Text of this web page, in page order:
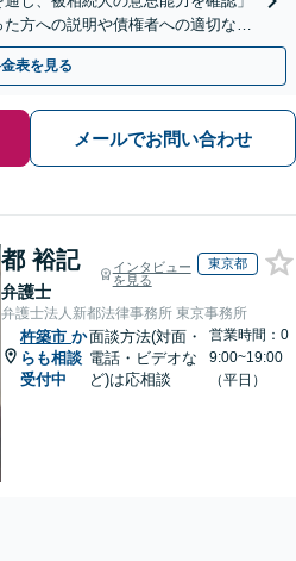
た方への説明や債権者への適切な対
休日・夜間相談可】
表を見る
メールでお問い合わせ
都 裕記
弁護士
インタビュー
を見る
東京都
弁護士法人新都法律事務所 東京事務所
杵築市 か
らも相談
受付中
面談方法(対面・
電話・ビデオな
ど)は応相談
営業時間：0
9:00~19:00
（平日）